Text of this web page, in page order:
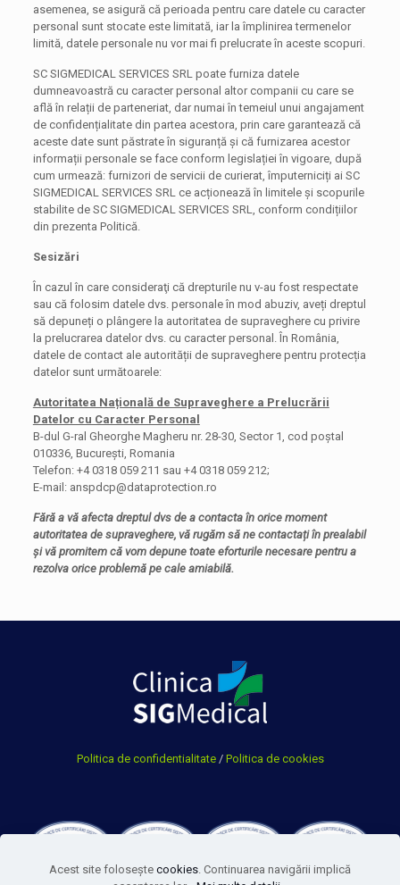
asemenea, se asigură că perioada pentru care datele cu caracter
personal sunt stocate este limitată, iar la împlinirea termenelor
limită, datele personale nu vor mai fi prelucrate în aceste scopuri.
SC SIGMEDICAL SERVICES SRL poate furniza datele
dumneavoastră cu caracter personal altor companii cu care se
află în relații de parteneriat, dar numai în temeiul unui angajament
de confidențialitate din partea acestora, prin care garantează că
aceste date sunt păstrate în siguranță și că furnizarea acestor
informații personale se face conform legislației în vigoare, după
cum urmează: furnizori de servicii de curierat, împuterniciți ai SC
SIGMEDICAL SERVICES SRL ce acționează în limitele și scopurile
stabilite de SC SIGMEDICAL SERVICES SRL, conform condițiilor
din prezenta Politică.
Sesizări
În cazul în care consideraţi că drepturile nu v-au fost respectate
sau că folosim datele dvs. personale în mod abuziv, aveți dreptul
să depuneți o plângere la autoritatea de supraveghere cu privire
la prelucrarea datelor dvs. cu caracter personal. În România,
datele de contact ale autorității de supraveghere pentru protecția
datelor sunt următoarele:
Autoritatea Națională de Supraveghere a Prelucrării
Datelor cu Caracter Personal
B-dul G-ral Gheorghe Magheru nr. 28-30, Sector 1, cod poștal
010336, București, Romania
Telefon: +4 0318 059 211 sau +4 0318 059 212;
E-mail: anspdcp@dataprotection.ro
Fără a vă afecta dreptul dvs de a contacta în orice moment
autoritatea de supraveghere, vă rugăm să ne contactați în prealabil
și vă promitem că vom depune toate eforturile necesare pentru a
rezolva orice problemă pe cale amiabilă.
Politica de confidentialitate/ Politica de cookies
Acest site foloseşte cookies. Continuarea navigării implică